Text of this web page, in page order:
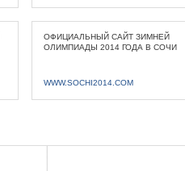
ОФИЦИАЛЬНЫЙ САЙТ ЗИМНЕЙ
ОЛИМПИАДЫ 2014 ГОДА В СОЧИ
WWW.SOCHI2014.COM